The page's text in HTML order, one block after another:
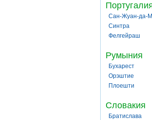
Сан-Жуан-да-
Синтра
Фелгейраш
Румыния
Бухарест
Орэштие
Плоешти
Словакия
Братислава